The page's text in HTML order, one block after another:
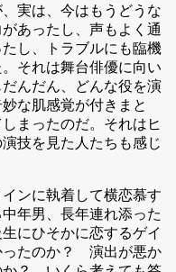
実は、今はもうどうな
あったし、声もよく通
し、トラブルにも臨機
それは舞台俳優に向い
んだん、どんな役を演
な肌感覚が付きまと
まったのだ。それはヒ
技を見た人たちも感じ
ンに執着して横恋慕す
年男、長年連れ添った
にひそかに恋するゲイ
ったのか？ 演出が悪か